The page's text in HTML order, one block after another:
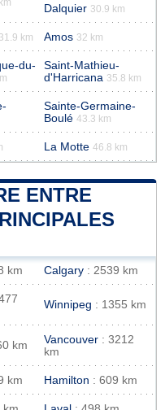
Dalquier 30.9 km
31.9 km Amos 32 km
du-
Saint-Mathieu-
d'Harricana 35.8 km
Sainte-Germaine-
Boulé 43.3 km
La Motte 46.8 km
ENTRE
km Calgary : 2539 km
Winnipeg : 1355 km
km Vancouver : 3212
km
km Hamilton : 609 km